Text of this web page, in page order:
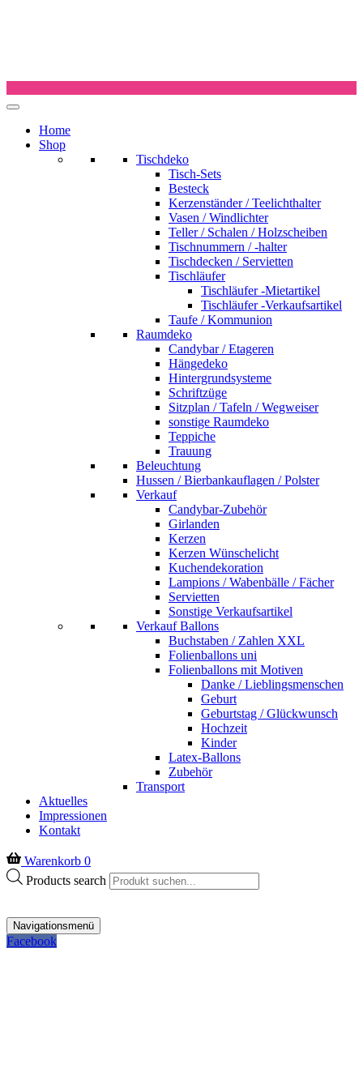
Home
Shop
Tischdeko
Tisch-Sets
Besteck
Kerzenständer / Teelichthalter
Vasen / Windlichter
Teller / Schalen / Holzscheiben
Tischnummern / -halter
Tischdecken / Servietten
Tischläufer
Tischläufer -Mietartikel
Tischläufer -Verkaufsartikel
Taufe / Kommunion
Raumdeko
Candybar / Etageren
Hängedeko
Hintergrundsysteme
Schriftzüge
Sitzplan / Tafeln / Wegweiser
sonstige Raumdeko
Teppiche
Trauung
Beleuchtung
Hussen / Bierbankauflagen / Polster
Verkauf
Candybar-Zubehör
Girlanden
Kerzen
Kerzen Wünschelicht
Kuchendekoration
Lampions / Wabenbälle / Fächer
Servietten
Sonstige Verkaufsartikel
Verkauf Ballons
Buchstaben / Zahlen XXL
Folienballons uni
Folienballons mit Motiven
Danke / Lieblingsmenschen
Geburt
Geburtstag / Glückwunsch
Hochzeit
Kinder
Latex-Ballons
Zubehör
Transport
Aktuelles
Impressionen
Kontakt
Warenkorb 0
Products search
Navigationsmenü
Facebook